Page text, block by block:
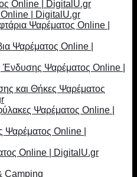
Online | DigitalU.gr
Online | DigitalU.gr
Ψαρέματος Online |
Ψαρέματος Online |
Ένδυσης Ψαρέματος Online |
και Θήκες Ψαρέματος
Ψαρέματος Online |
Ψαρέματος Online |
Online | DigitalU.gr
Camping